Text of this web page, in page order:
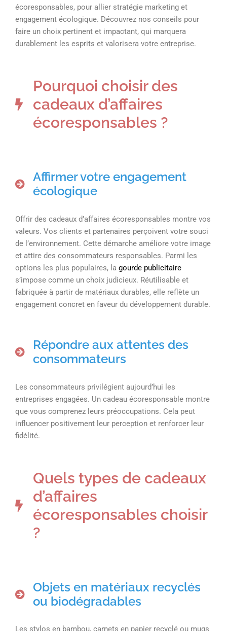
écoresponsables, pour allier stratégie marketing et
engagement écologique. Découvrez nos conseils pour
faire un choix pertinent et impactant, qui marquera
durablement les esprits et valorisera votre entreprise.
Pourquoi choisir des
cadeaux d’affaires
écoresponsables ?
Affirmer votre engagement
écologique
Offrir des cadeaux d’affaires écoresponsables montre vos
valeurs. Vos clients et partenaires perçoivent votre souci
de l’environnement. Cette démarche améliore votre image
et attire des consommateurs responsables. Parmi les
options les plus populaires, la gourde publicitaire
s’impose comme un choix judicieux. Réutilisable et
fabriquée à partir de matériaux durables, elle reflète un
engagement concret en faveur du développement durable.
Répondre aux attentes des
consommateurs
Les consommateurs privilégient aujourd’hui les
entreprises engagées. Un cadeau écoresponsable montre
que vous comprenez leurs préoccupations. Cela peut
influencer positivement leur perception et renforcer leur
fidélité.
Quels types de cadeaux
d’affaires
écoresponsables choisir
?
Objets en matériaux recyclés
ou biodégradables
Les stylos en bambou, carnets en papier recyclé ou mugs